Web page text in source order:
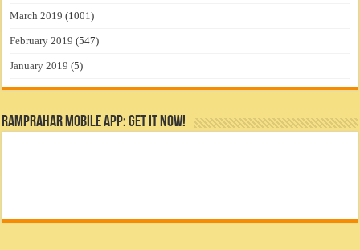
March 2019 (1001)
February 2019 (547)
January 2019 (5)
RamPrahar Mobile App: Get it Now!